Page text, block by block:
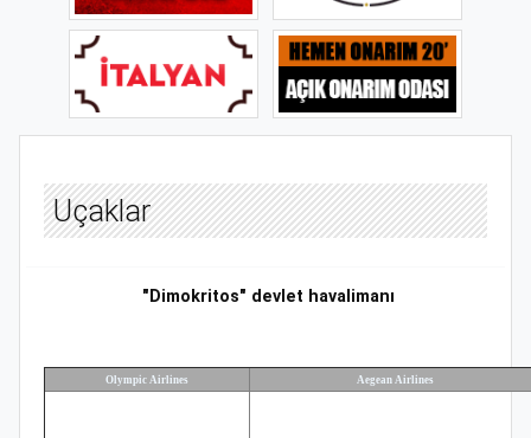
Uçaklar
"Dimokritos" devlet havalimanı
Olympic Airlines Aegean Airlines